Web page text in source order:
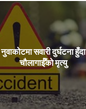
नुवाकोटमा सवारी दुर्घटना हुँदा
चौलागाईँको मृत्यु